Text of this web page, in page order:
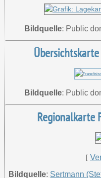
Bildquelle: Public
Bildquelle: Public
Regionalkarte
[
Bildquelle: Sertmann